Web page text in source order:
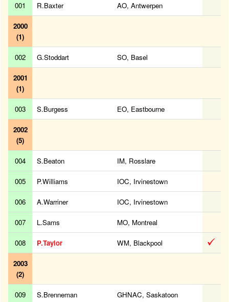
001 R.Baxter AO, Antwerpen
2000
(1)
002 G.Stoddart SO, Basel
2001
(1)
003 S.Burgess EO, Eastbourne
2002
(5)
004 S.Beaton IM, Rosslare
005 P.Williams IOC, Irvinestown
006 A.Warriner IOC, Irvinestown
007 L.Sams MO, Montreal
008 P.Taylor WM, Blackpool
2003
(2)
009 S.Brenneman GHNAC, Saskatoon